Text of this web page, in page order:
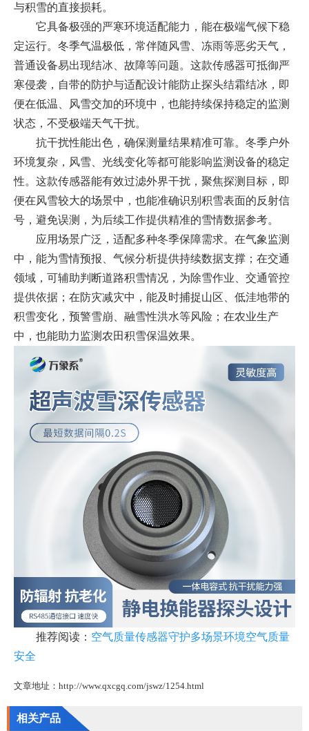
与积雪的直接损耗。
它具备极强的严寒环境适配能力，能在极端气候下稳
定运行。冬季气温极低，常伴随风雪、冻雨等恶劣天气，
普通设备易出现结冰、故障等问题。这款传感器可抵御严
寒侵袭，自带的防护与适配设计能防止探头结霜结冰，即
便在低温、风雪交加的环境中，也能持续保持稳定的监测
状态，不受极端天气干扰。
抗干扰性能出色，确保测量结果精准可靠。冬季户外
环境复杂，风雪、光线变化等都可能影响监测设备的稳定
性。这款传感器能有效过滤外界干扰，聚焦探测目标，即
便在风雪较大的场景中，也能准确识别积雪表面的反射信
号，避免误测，为后续工作提供精准的雪情数据参考。
应用场景广泛，适配多种冬季保障需求。在气象监测
中，能为雪情预报、气候分析提供持续数据支撑；在交通
领域，可辅助判断道路积雪情况，为除雪作业、交通管控
提供依据；在防灾减灾中，能及时捕捉山区、低洼地带的
积雪变化，预警雪崩、融雪性洪水等风险；在农业生产
中，也能助力监测农田积雪保温效果。
推荐阅读： 空气质量传感器守护多场景环境空气质量
安全
文章地址：http://www.qxcgq.com/jswz/1254.html
相关产品